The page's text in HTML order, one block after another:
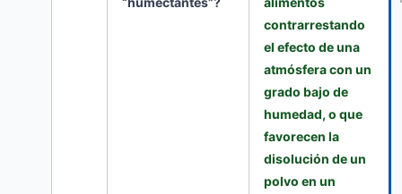
contrarrestando
el efecto de una
atmósfera con un
grado bajo de
humedad, o que
favorecen la
disolución de un
polvo en un